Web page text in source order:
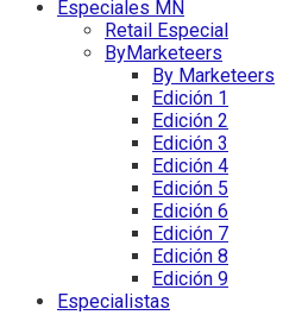
Especiales MN
Retail Especial
ByMarketeers
By Marketeers
Edición 1
Edición 2
Edición 3
Edición 4
Edición 5
Edición 6
Edición 7
Edición 8
Edición 9
Especialistas